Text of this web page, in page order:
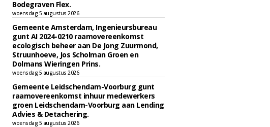
Bodegraven Flex.
woensdag 5 augustus 2026
Gemeente Amsterdam, Ingenieursbureau
gunt AI 2024-0210 raamovereenkomst
ecologisch beheer aan De Jong Zuurmond,
Struunhoeve, Jos Scholman Groen en
Dolmans Wieringen Prins.
woensdag 5 augustus 2026
Gemeente Leidschendam-Voorburg gunt
raamovereenkomst inhuur medewerkers
groen Leidschendam-Voorburg aan Lending
Advies & Detachering.
woensdag 5 augustus 2026